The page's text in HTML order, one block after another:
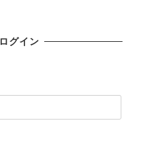
ログイン